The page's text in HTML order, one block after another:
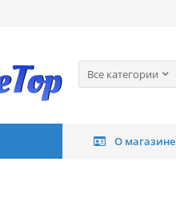
Все категории
О магазине